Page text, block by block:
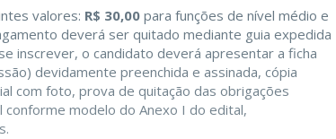
valores: R$ 30,00 para funções de nível médio e
deverá ser quitado mediante guia expedida
inscrever, o candidato deverá apresentar a ficha
devidamente preenchida e assinada, cópia
com foto, prova de quitação das obrigações
modelo do Anexo I do edital,